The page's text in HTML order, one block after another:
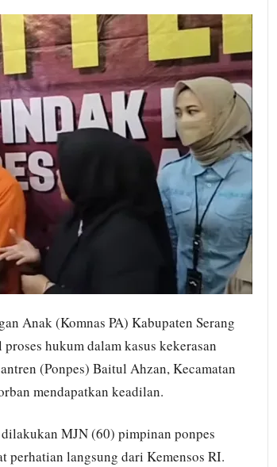
Anak (Komnas PA) Kabupaten Serang
hukum dalam kasus kekerasan
(Ponpes) Baitul Ahzan, Kecamatan
mendapatkan keadilan.
MJN (60) pimpinan ponpes
perhatian langsung dari Kemensos RI.